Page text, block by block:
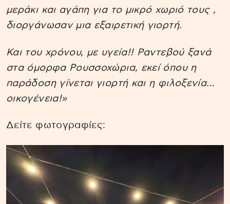
μεράκι και αγάπη για το μικρό χωριό τους ,
διοργάνωσαν μια εξαιρετική γιορτή.
Και του χρόνου, με υγεία!! Ραντεβού ξανά
στα όμορφα Ρουσσοχώρια, εκεί όπου η
παράδοση γίνεται γιορτή και η φιλοξενία…
οικογένεια!»
Δείτε φωτογραφίες: